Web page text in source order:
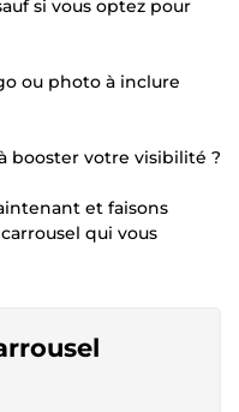
si vous optez pour
ou photo à inclure
booster votre visibilité ?
et faisons
qui vous